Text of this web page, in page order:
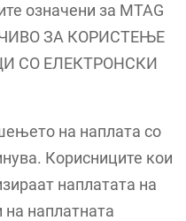
означени за MTAG
ЗА КОРИСТЕЊЕ
СО ЕЛЕКТРОНСКИ
на наплата со
Корисниците кои
наплатата на
на наплатната